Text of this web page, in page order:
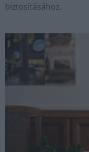
biztosításához.